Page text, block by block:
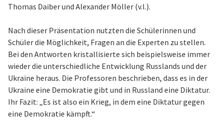
Thomas Daiber und Alexander Möller (v.l.).
Nach dieser Präsentation nutzten die Schülerinnen und
Schüler die Möglichkeit, Fragen an die Experten zu stellen.
Bei den Antworten kristallisierte sich beispielsweise immer
wieder die unterschiedliche Entwicklung Russlands und der
Ukraine heraus. Die Professoren beschrieben, dass es in der
Ukraine eine Demokratie gibt und in Russland eine Diktatur.
Ihr Fazit: „Es ist also ein Krieg, in dem eine Diktatur gegen
eine Demokratie kämpft.“